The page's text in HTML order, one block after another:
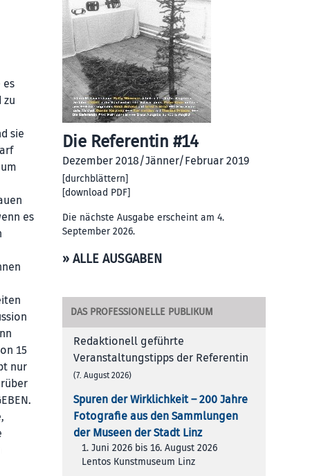
es
zu
sie
es
15
nur
Die Referentin #14
Dezember 2018/Jänner/Februar 2019
[durchblättern]
[download PDF]
Die nächste Ausgabe erscheint am 4.
September 2026.
» ALLE AUSGABEN
DAS PROFESSIONELLE PUBLIKUM
Redaktionell geführte
Veranstaltungstipps der Referentin
(7. August 2026)
Spuren der Wirklichkeit – 200 Jah­re
Foto­gra­fie aus den Samm­lun­gen
der Muse­en der Stadt Linz
1. Juni 2026 bis 16. August 2026
Lentos Kunstmuseum Linz